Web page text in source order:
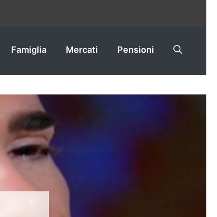
Famiglia Mercati Pensioni